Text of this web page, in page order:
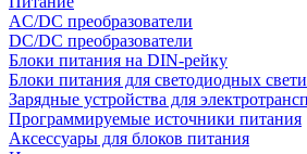
AC/DC преобразователи
DC/DC преобразователи
Блоки питания на DIN-рейку
Блоки питания для светодиодных
Зарядные устройства для
Программируемые источники питания
Аксессуары для блоков питания